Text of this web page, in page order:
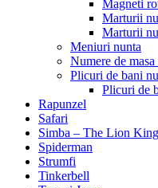
Magneti
Marturii
Marturii
Meniuri nunta
Numere de masa
Plicuri de bani
Plicuri de
Rapunzel
Safari
Simba – The Lion King
Spiderman
Strumfi
Tinkerbell